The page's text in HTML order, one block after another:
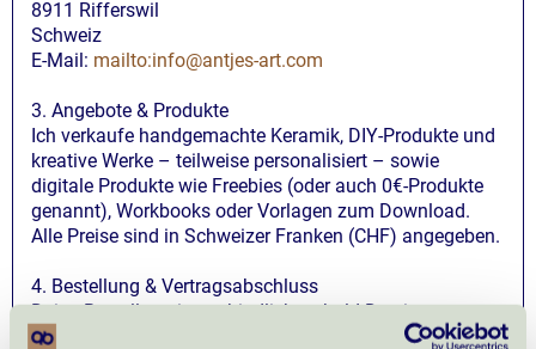
8911 Rifferswil
Schweiz
E-Mail: mailto:info@antjes-art.com
3. Angebote & Produkte
Ich verkaufe handgemachte Keramik, DIY-Produkte und
kreative Werke – teilweise personalisiert – sowie
digitale Produkte wie Freebies (oder auch 0€-Produkte
genannt), Workbooks oder Vorlagen zum Download.
Alle Preise sind in Schweizer Franken (CHF) angegeben.
4. Bestellung & Vertragsabschluss
Deine Bestellung ist verbindlich, sobald Du sie
absendest. Du bekommst danach eine